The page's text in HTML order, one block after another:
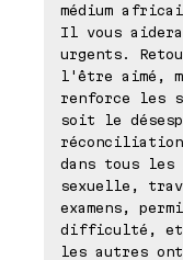
médium
Il vous aidera
urgents.
l'être aimé,
renforce les
soit le
réconciliation
dans tous
sexuelle,
examens,
difficulté, et
les autres ont